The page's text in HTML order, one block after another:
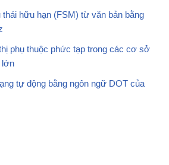
hữu hạn (FSM) từ văn bản bằng
phụ thuộc phức tạp trong các cơ sở
lớn
tự động bằng ngôn ngữ DOT của